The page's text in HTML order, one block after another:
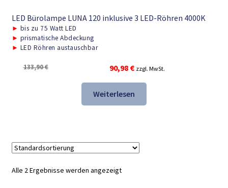
LED Bürolampe LUNA 120 inklusive 3 LED-Röhren 4000K
► bis zu 75 Watt LED
► prismatische Abdeckung
► LED Röhren austauschbar
133,90€
Ursprünglicher
Preis
war:
133,90 €
90,98 €Aktueller
Preis
ist:
90,98 €.
zzgl. MwSt.
Weiterlesen
Alle 2 Ergebnisse werden angezeigt